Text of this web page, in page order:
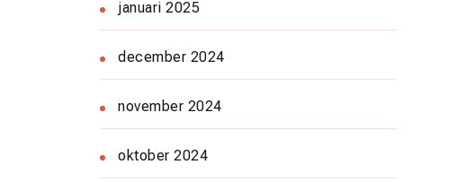
januari 2025
december 2024
november 2024
oktober 2024